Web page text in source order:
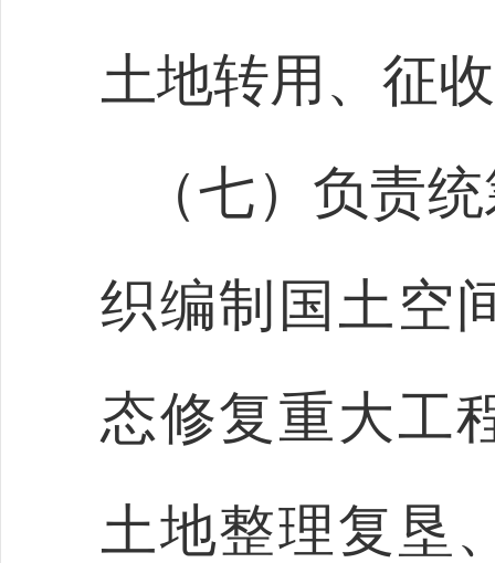
土地转用、征
（七）负责
织编制国土空
态修复重大工
土地整理复垦